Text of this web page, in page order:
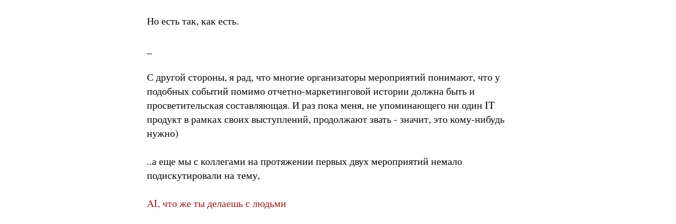
Но есть так, как есть.
С другой стороны, я рад, что многие организаторы мероприятий понимают, что у
подобных событий помимо отчетно-маркетинговой истории должна быть и
просветительская составляющая. И раз пока меня, не упоминающего ни один IT
продукт в рамках своих выступлений, продолжают звать - значит, это кому-нибудь
нужно)
..а еще мы с коллегами на протяжении первых двух мероприятий немало
подискутировали на тему,
AI, что же ты делаешь с людьми